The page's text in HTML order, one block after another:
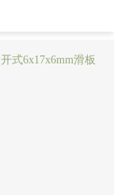
式6x17x6mm滑板